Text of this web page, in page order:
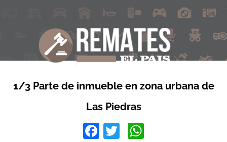
1/3 Parte de inmueble en zona urbana de
Las Piedras
Facebook
Twitter